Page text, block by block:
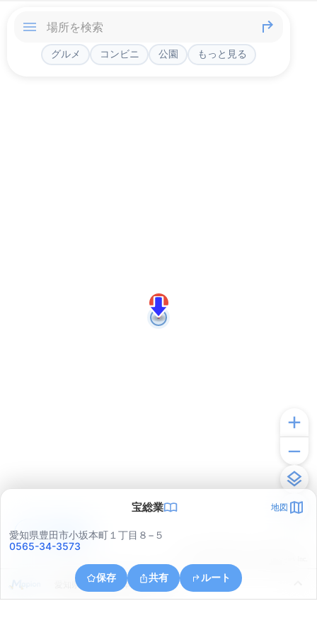
グルメ コンビニ 公園 もっと見る
宝総業 地図
愛知県豊田市小坂本町１丁目８−５
0565-34-3573
保存 共有 ルート
愛知県豊田市小坂本町１丁目８
アプリで見る